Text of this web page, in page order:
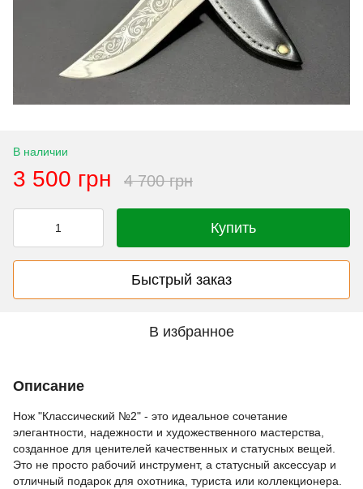
В наличии
3 500 грн 4 700 грн
Купить
Быстрый заказ
В избранное
Описание
Нож "Классический №2" - это идеальное сочетание
элегантности, надежности и художественного мастерства,
созданное для ценителей качественных и статусных вещей.
Это не просто рабочий инструмент, а статусный аксессуар и
отличный подарок для охотника, туриста или коллекционера.